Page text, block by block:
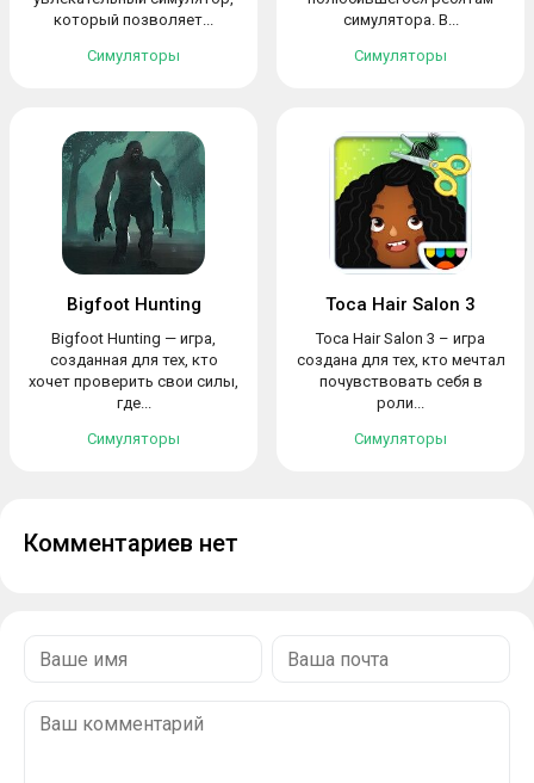
который позволяет...
Симуляторы
симулятора. В...
Симуляторы
Bigfoot Hunting
Bigfoot Hunting — игра,
созданная для тех, кто
хочет проверить свои силы,
где...
Симуляторы
Toca Hair Salon 3
Toca Hair Salon 3 – игра
создана для тех, кто мечтал
почувствовать себя в
роли...
Симуляторы
Комментариев нет